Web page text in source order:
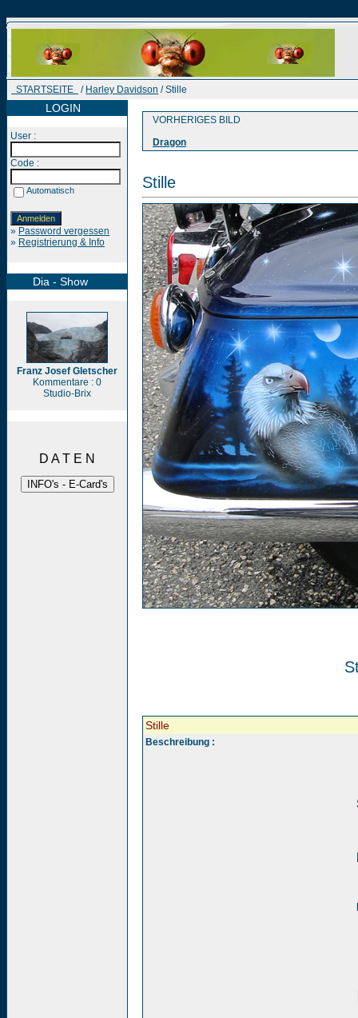
STARTSEITE / Harley Davidson / Stille
LOGIN
User :
Code :
Automatisch
» Password vergessen
» Registrierung & Info
Dia - Show
Franz Josef Gletscher
Kommentare : 0
Studio-Brix
D A T E N
VORHERIGES BILD
Dragon
Stille
Stille
Beschreibung :